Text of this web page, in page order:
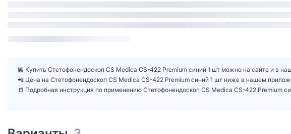
🏪 Купить Стетофонендоскоп CS Medica CS-422 Premium синий 1 шт можно на сайте и в
📲 Цена на Стетофонендоскоп CS Medica CS-422 Premium синий 1 шт ниже в нашем
📒 Подробная инструкция по применению Стетофонендоскоп CS Medica CS-422 Premium